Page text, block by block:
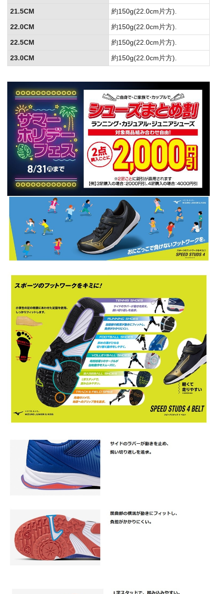
21.5CM
約150g(22.0cm片方).
22.0CM
約150g(22.0cm片方).
22.5CM
約150g(22.0cm片方).
23.0CM
約150g(22.0cm片方).